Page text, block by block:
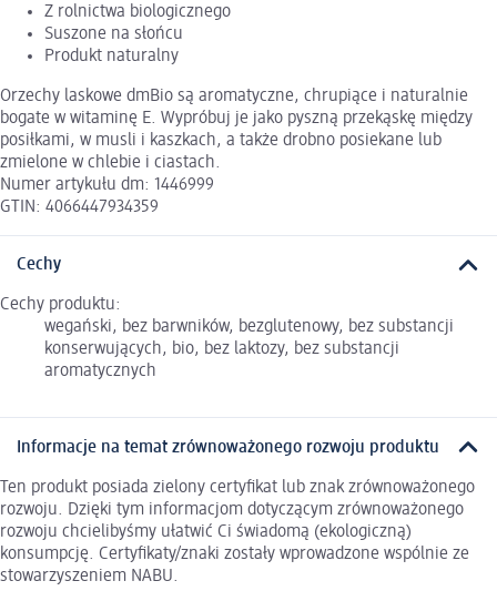
Z rolnictwa biologicznego
Suszone na słońcu
Produkt naturalny
Orzechy laskowe dmBio są aromatyczne, chrupiące i naturalnie
bogate w witaminę E. Wypróbuj je jako pyszną przekąskę między
posiłkami, w musli i kaszkach, a także drobno posiekane lub
zmielone w chlebie i ciastach.
Numer artykułu dm: 1446999
GTIN: 4066447934359
Cechy
Cechy produktu:
wegański, bez barwników, bezglutenowy, bez substancji
konserwujących, bio, bez laktozy, bez substancji
aromatycznych
Informacje na temat zrównoważonego rozwoju produktu
Ten produkt posiada zielony certyfikat lub znak zrównoważonego
rozwoju. Dzięki tym informacjom dotyczącym zrównoważonego
rozwoju chcielibyśmy ułatwić Ci świadomą (ekologiczną)
konsumpcję. Certyfikaty/znaki zostały wprowadzone wspólnie ze
stowarzyszeniem NABU.